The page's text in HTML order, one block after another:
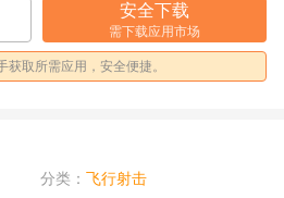
安全下载
需下载应用市场
获取所需应用，安全便捷。
分类：
飞行射击